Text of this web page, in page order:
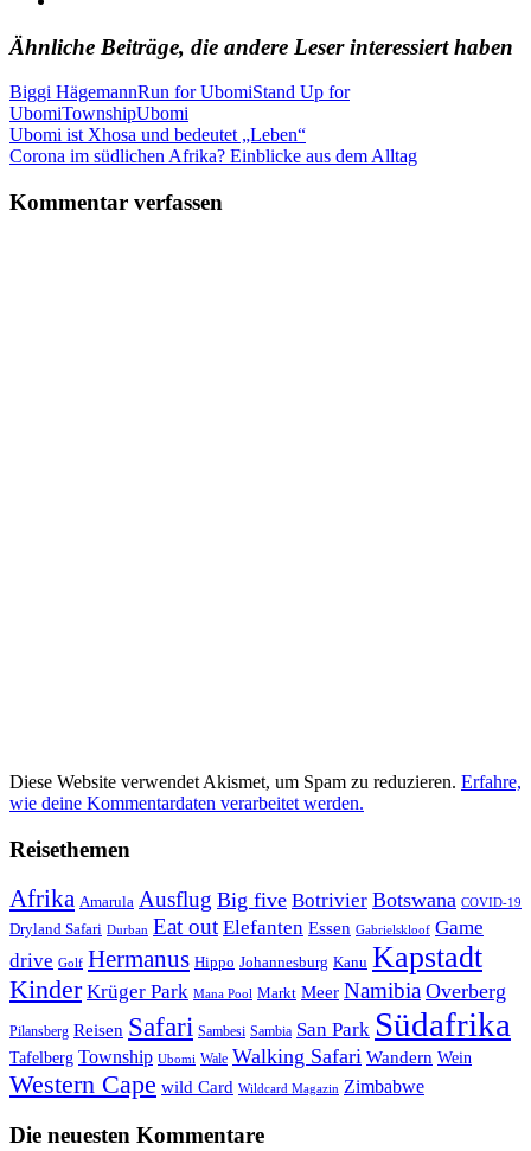
Ähnliche Beiträge, die andere Leser interessiert haben
Biggi HägemannRun for UbomiStand Up for
UbomiTownshipUbomi
Beitragsnavigation
Vorheriger
Beitrag:
Ubomi ist Xhosa und bedeutet „Leben“
Nächster
Corona im südlichen Afrika? Einblicke aus dem Alltag
Kommentar verfassen
Diese Website verwendet Akismet, um Spam zu reduzieren. Erfahre,
wie deine Kommentardaten verarbeitet werden.
Reisethemen
Afrika Amarula Ausflug Big five Botrivier Botswana COVID-19
Dryland Safari Durban Eat out Elefanten Essen Gabrielskloof Game
drive Golf Hermanus Hippo Johannesburg Kanu Kapstadt
Kinder Krüger Park Mana Pool Markt Meer Namibia Overberg
Pilansberg Reisen Safari Sambesi Sambia San Park Südafrika
Tafelberg Township Ubomi Wale Walking Safari Wandern Wein
Western Cape wild Card Wildcard Magazin Zimbabwe
Die neuesten Kommentare